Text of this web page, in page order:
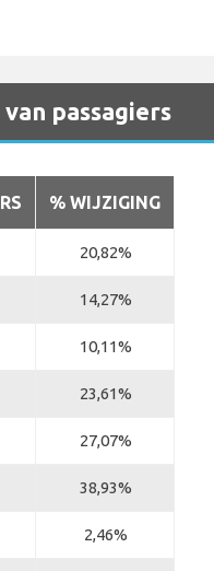
passagiers
% WIJZIGING
20,82%
14,27%
10,11%
23,61%
27,07%
38,93%
2,46%